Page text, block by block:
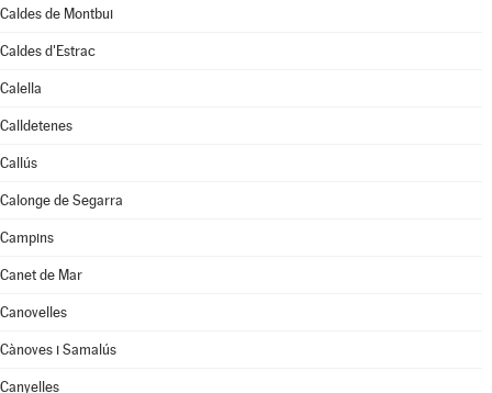
Caldes de Montbui
Caldes d'Estrac
Calella
Calldetenes
Callús
Calonge de Segarra
Campins
Canet de Mar
Canovelles
Cànoves i Samalús
Canyelles